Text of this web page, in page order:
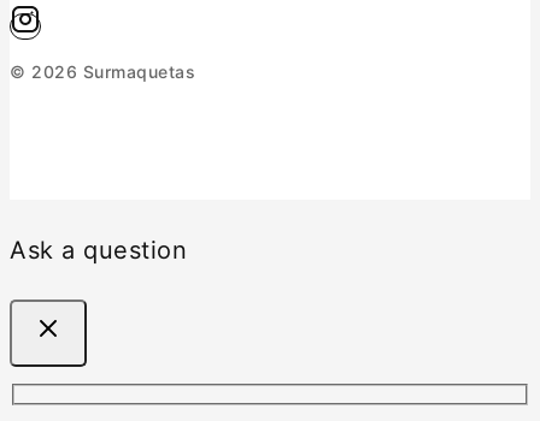
© 2026 Surmaquetas
Ask a question